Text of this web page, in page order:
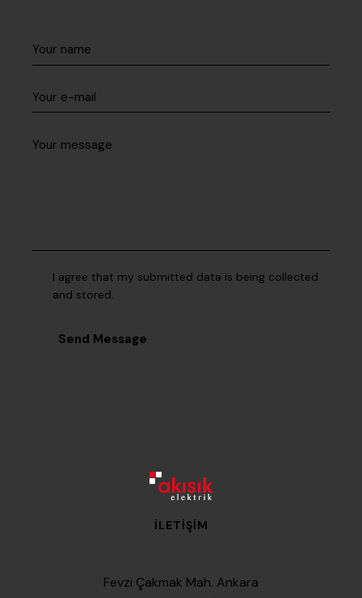
I agree that my submitted data is being collected
and stored.
Send Message
İLETIŞIM
Fevzi Çakmak Mah. Ankara